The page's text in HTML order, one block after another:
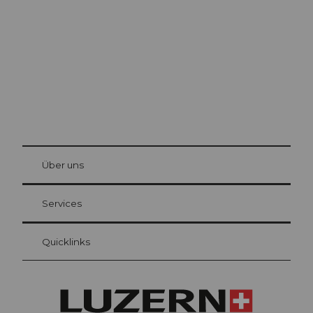
Gästekarte Luzern
Ihre Vorteile als Übernachtungsgast
at Bre
Über uns
Services
Quicklinks